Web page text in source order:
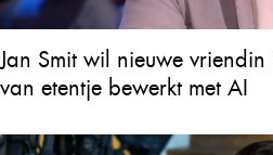
Jan Smit wil nieuwe
van etentje bewerkt met AI